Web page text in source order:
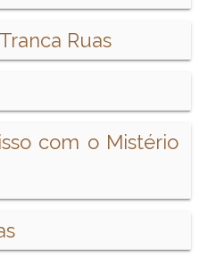
Ruas
com o Mistério